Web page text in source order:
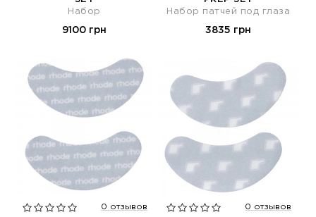
Набор
9100 грн
Набор патчей под глаза
3835 грн
0 отзывов 0 отзывов